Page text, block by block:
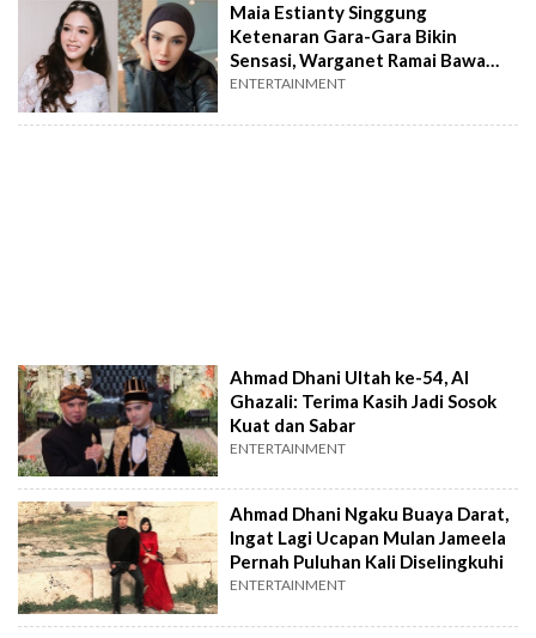
Maia Estianty Singgung
Ketenaran Gara-Gara Bikin
Sensasi, Warganet Ramai Bawa
Nama Mulan Jameela
ENTERTAINMENT
Ahmad Dhani Ultah ke-54, Al
Ghazali: Terima Kasih Jadi Sosok
Kuat dan Sabar
ENTERTAINMENT
Ahmad Dhani Ngaku Buaya Darat,
Ingat Lagi Ucapan Mulan Jameela
Pernah Puluhan Kali Diselingkuhi
ENTERTAINMENT